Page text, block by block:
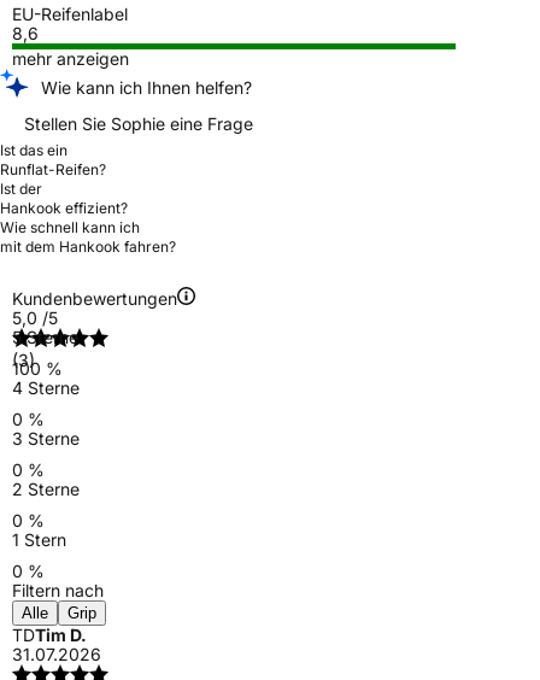
EU-Reifenlabel
8,6
mehr anzeigen
Wie kann ich Ihnen helfen?
Stellen Sie Sophie eine Frage
Ist das ein
Runflat-Reifen?
Ist der
Hankook effizient?
Wie schnell kann ich
mit dem Hankook fahren?
Kundenbewertungen
5,0 /5
(3)
5 Sterne
100 %
4 Sterne
0 %
3 Sterne
0 %
2 Sterne
0 %
1 Stern
0 %
Filtern nach
Alle Grip
TDTim D.
31.07.2026